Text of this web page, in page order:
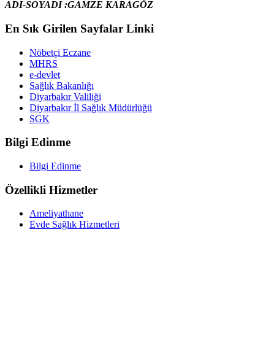
ADI-SOYADI :GAMZE KARAGÖZ
En Sık Girilen Sayfalar Linki
Nöbetçi Eczane
MHRS
e-devlet
Sağlık Bakanlığı
Diyarbakır Valiliği
Diyarbakır İl Sağlık Müdürlüğü
SGK
Bilgi Edinme
Bilgi Edinme
Özellikli Hizmetler
Ameliyathane
Evde Sağlık Hizmetleri